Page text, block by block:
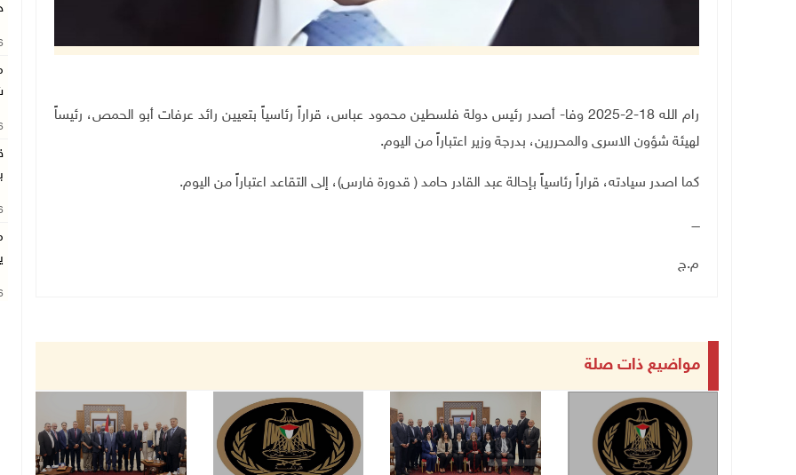
رام الله 18-2-2025 وفا- أصدر رئيس دولة فلسطين محمود عباس، قراراً رئاسياً بتعيين رائد عرفات أبو الحمص، رئيساً
لهيئة شؤون الاسرى والمحررين، بدرجة وزير اعتباراً من اليوم.
كما اصدر سيادته، قراراً رئاسياً بإحالة عبد القادر حامد ( قدورة فارس)، إلى التقاعد اعتباراً من اليوم.
ــــ
م.ج
مواضيع ذات صلة